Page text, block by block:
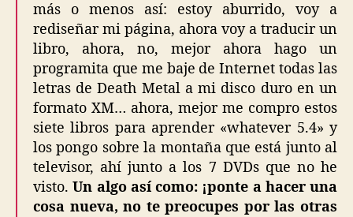
más o menos así: estoy aburrido, voy a
rediseñar mi página, ahora voy a traducir un
libro, ahora, no, mejor ahora hago un
programita que me baje de Internet todas las
letras de Death Metal a mi disco duro en un
formato XM… ahora, mejor me compro estos
siete libros para aprender «whatever 5.4» y
los pongo sobre la montaña que está junto al
televisor, ahí junto a los 7 DVDs que no he
visto.Un algo así como: ¡ponte a hacer una
cosa nueva, no te preocupes por las otras